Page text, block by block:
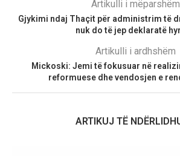
Artikulli i mëparshëm
Gjykimi ndaj Thaçit për administrim të
nuk do të jep deklaratë
Artikulli i ardhshëm
Mickoski: Jemi të fokusuar në
reformuese dhe vendosjen e
ARTIKUJ TË